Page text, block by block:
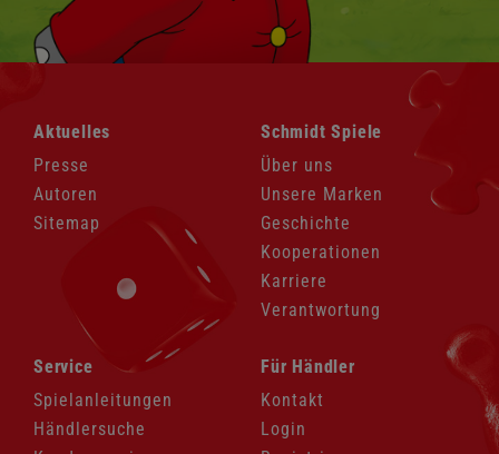
überspringen
Aktuelles
Presse
Autoren
Sitemap
Navigation
überspringen
Schmidt Spiele
Über uns
Unsere Marken
Geschichte
Kooperationen
Karriere
Verantwortung
Navigation
überspringen
Service
Spielanleitungen
Händlersuche
Navigation
überspringen
Für Händler
Kontakt
Login